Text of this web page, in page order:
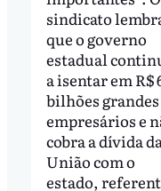
sindicato
que o governo
estadual
a isentar em R$
bilhões grandes
empresários e
cobra a dívida
União com o
estado,